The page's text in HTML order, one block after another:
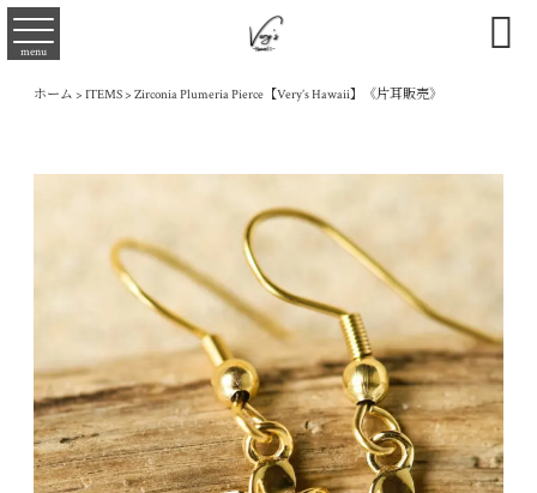
menu 
ホーム > ITEMS> Zirconia Plumeria Pierce【Very’s Hawaii】《片耳販売》